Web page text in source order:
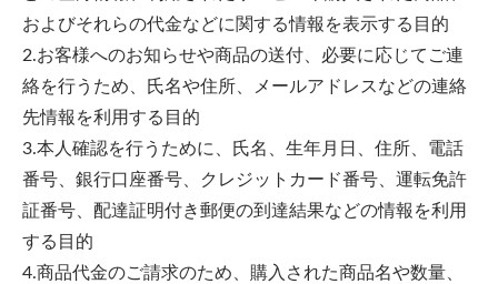
およびそれらの代金などに関する情報を表示する目的
2.お客様へのお知らせや商品の送付、必要に応じてご連
絡を行うため、氏名や住所、メールアドレスなどの連絡
先情報を利用する目的
3.本人確認を行うために、氏名、生年月日、住所、電話
番号、銀行口座番号、クレジットカード番号、運転免許
証番号、配達証明付き郵便の到達結果などの情報を利用
する目的
4.商品代金のご請求のため、購入された商品名や数量、